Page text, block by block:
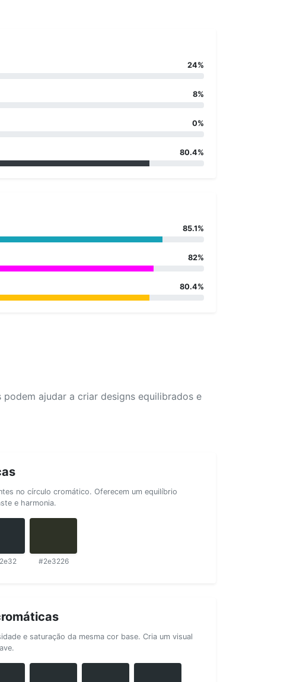
24%
8%
0%
80.4%
85.1%
82%
80.4%
ajudar a criar designs equilibrados e
no círculo cromático. Oferecem um equilíbrio
e harmonia.
#2e3226
e saturação da mesma cor base. Cria um visual